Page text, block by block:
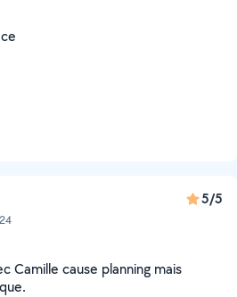
5/5
Camille cause planning mais